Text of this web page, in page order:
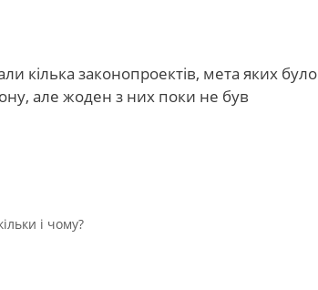
кілька законопроектів, мета яких було
але жоден з них поки не був
і чому?